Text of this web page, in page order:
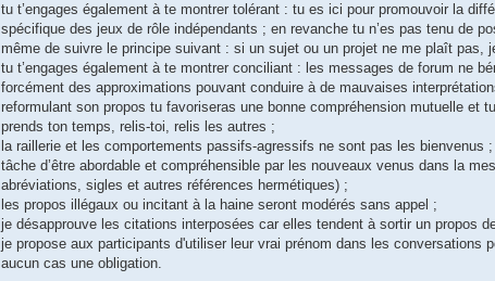
tu t’engages également à te montrer tolérant : tu es ici pour promouvoir la
spécifique des jeux de rôle indépendants ; en revanche tu n’es pas tenu de
même de suivre le principe suivant : si un sujet ou un projet ne me plaît pas,
tu t’engages également à te montrer conciliant : les messages de forum ne
forcément des approximations pouvant conduire à de mauvaises
reformulant son propos tu favoriseras une bonne compréhension mutuelle et
prends ton temps, relis-toi, relis les autres ;
la raillerie et les comportements passifs-agressifs ne sont pas les bienvenus ;
tâche d’être abordable et compréhensible par les nouveaux venus dans la
abréviations, sigles et autres références hermétiques) ;
les propos illégaux ou incitant à la haine seront modérés sans appel ;
je désapprouve les citations interposées car elles tendent à sortir un propos
je propose aux participants d'utiliser leur vrai prénom dans les conversations
aucun cas une obligation.